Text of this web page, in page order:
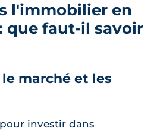
l'immobilier en
que faut-il savoir
le marché et les
investir dans